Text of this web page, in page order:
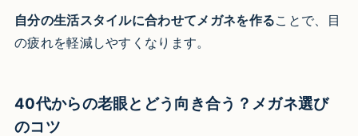
自分の生活スタイルに合わせてメガネを作ることで、目
の疲れを軽減しやすくなります。
40代からの老眼とどう向き合う？メガネ選び
のコツ